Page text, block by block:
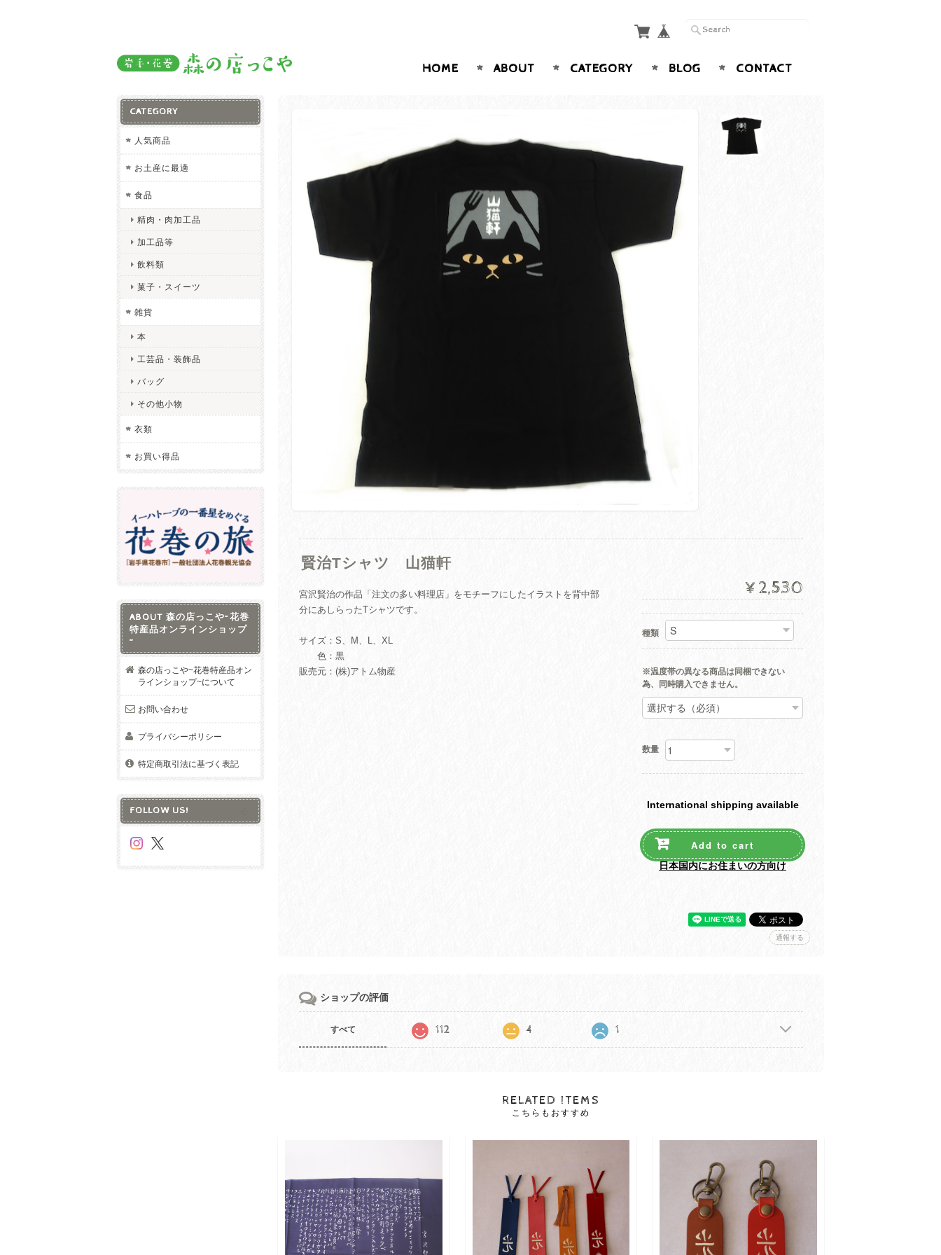
HOME ABOUT CATEGORY BLOG CONTACT
賢治Tシャツ 山猫軒
宮沢賢治の作品「注文の多い料理店」をモチーフにしたイラストを背中部
分にあしらったTシャツです。
サイズ：S、M、L、XL
色：黒
販売元：(株)アトム物産
¥2,530
種類
※温度帯の異なる商品は同梱できない
為、同時購入できません。
数量
International shipping available
Add to cart
日本国内にお住まいの方向け
通報する
ショップの評価
すべて 112 4 1
RELATED ITEMS
こちらもおすすめ
CATEGORY
人気商品
お土産に最適
食品
精肉・肉加工品
加工品等
飲料類
菓子・スイーツ
雑貨
本
工芸品・装飾品
バッグ
その他小物
衣類
お買い得品
ABOUT 森の店っこや~花巻
特産品オンラインショップ
~
森の店っこや~花巻特産品オン
ラインショップ~について
お問い合わせ
プライバシーポリシー
特定商取引法に基づく表記
FOLLOW US!